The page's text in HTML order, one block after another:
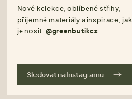
Nové kolekce, oblíbené střihy,
příjemné materiály a inspirace, jak
je nosit. @greenbutikcz
Sledovat na Instagramu